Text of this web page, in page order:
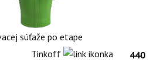
súťaže po etape
Tinkoff 440